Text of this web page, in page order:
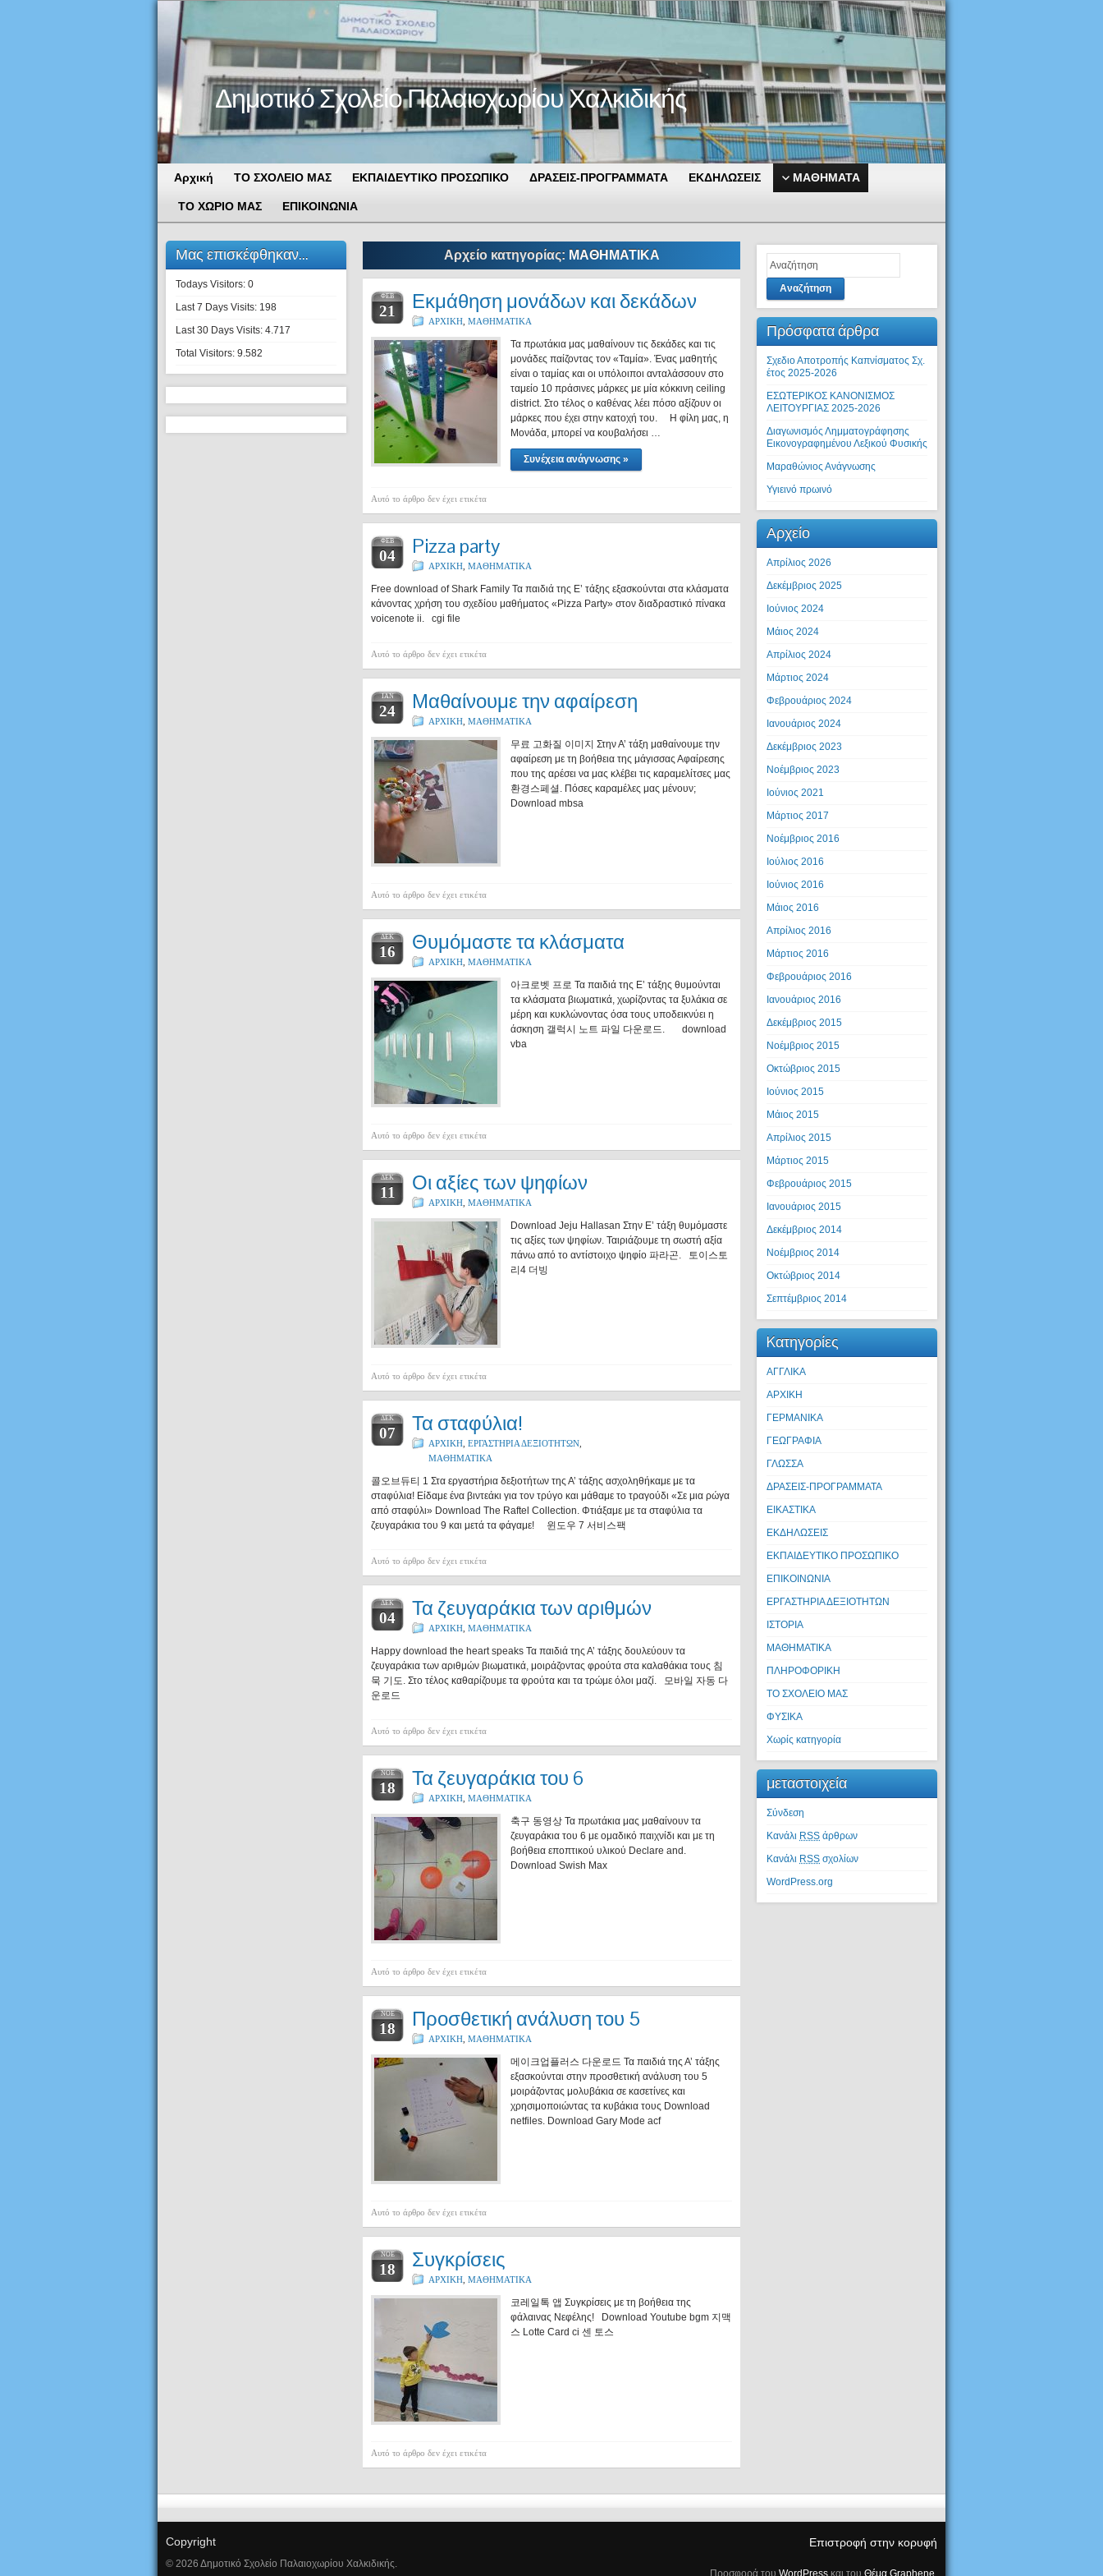
Δημοτικό Σχολείο Παλαιοχωρίου Χαλκιδικής
Αρχική ΤΟ ΣΧΟΛΕΙΟ ΜΑΣ ΕΚΠΑΙΔΕΥΤΙΚΟ ΠΡΟΣΩΠΙΚΟ ΔΡΑΣΕΙΣ-ΠΡΟΓΡΑΜΜΑΤΑ ΕΚΔΗΛΩΣΕΙΣ ΜΑΘΗΜΑΤΑ
ΤΟ ΧΩΡΙΟ ΜΑΣ ΕΠΙΚΟΙΝΩΝΙΑ
Μας επισκέφθηκαν...
Todays Visitors: 0
Last 7 Days Visits: 198
Last 30 Days Visits: 4.717
Total Visitors: 9.582
Αρχείο κατηγορίας: ΜΑΘΗΜΑΤΙΚΑ
ΦΕΒ
21 Εκμάθηση μονάδων και δεκάδων
ΑΡΧΙΚΗ ΜΑΘΗΜΑΤΙΚΑ
Τα πρωτάκια μας μαθαίνουν τις δεκάδες και τις
μονάδες παίζοντας τον «Ταμία». Ένας μαθητής
είναι ο ταμίας και οι υπόλοιποι ανταλάσσουν στο
ταμείο 10 πράσινες μάρκες με μία κόκκινη ceiling
district. Στο τέλος ο καθένας λέει πόσο αξίζουν οι
μάρκες που έχει στην κατοχή του. Η φίλη μας, η
Μονάδα, μπορεί να κουβαλήσει …
Συνέχεια ανάγνωσης »
Αυτό το άρθρο δεν έχει ετικέτα
ΦΕΒ
04 Pizza party
ΑΡΧΙΚΗ ΜΑΘΗΜΑΤΙΚΑ
Free download of Shark Family Τα παιδιά της Ε’ τάξης εξασκούνται στα κλάσματα
κάνοντας χρήση του σχεδίου μαθήματος «Pizza Party» στον διαδραστικό πίνακα
voicenote ii. cgi file
Αυτό το άρθρο δεν έχει ετικέτα
ΙΑΝ
24 Μαθαίνουμε την αφαίρεση
ΑΡΧΙΚΗ ΜΑΘΗΜΑΤΙΚΑ
무료 고화질 이미지 Στην Α’ τάξη μαθαίνουμε την
αφαίρεση με τη βοήθεια της μάγισσας Αφαίρεσης
που της αρέσει να μας κλέβει τις καραμελίτσες μας
환경스페셜. Πόσες καραμέλες μας μένουν;
Download mbsa
Αυτό το άρθρο δεν έχει ετικέτα
ΔΕΚ
16 Θυμόμαστε τα κλάσματα
ΑΡΧΙΚΗ ΜΑΘΗΜΑΤΙΚΑ
아크로벳 프로 Τα παιδιά της Ε’ τάξης θυμούνται
τα κλάσματα βιωματικά, χωρίζοντας τα ξυλάκια σε
μέρη και κυκλώνοντας όσα τους υποδεικνύει η
άσκηση 갤럭시 노트 파일 다운로드. download
vba
Αυτό το άρθρο δεν έχει ετικέτα
ΔΕΚ
11 Οι αξίες των ψηφίων
ΑΡΧΙΚΗ ΜΑΘΗΜΑΤΙΚΑ
Download Jeju Hallasan Στην Ε’ τάξη θυμόμαστε
τις αξίες των ψηφίων. Ταιριάζουμε τη σωστή αξία
πάνω από το αντίστοιχο ψηφίο 파라곤. 토이스토
리4 더빙
Αυτό το άρθρο δεν έχει ετικέτα
ΔΕΚ
07 Τα σταφύλια!
ΑΡΧΙΚΗ ΕΡΓΑΣΤΗΡΙΑ ΔΕΞΙΟΤΗΤΩΝ
ΜΑΘΗΜΑΤΙΚΑ
콜오브듀티 1 Στα εργαστήρια δεξιοτήτων της Α’ τάξης ασχοληθήκαμε με τα
σταφύλια! Είδαμε ένα βιντεάκι για τον τρύγο και μάθαμε το τραγούδι «Σε μια ρώγα
από σταφύλι» Download The Raftel Collection. Φτιάξαμε με τα σταφύλια τα
ζευγαράκια του 9 και μετά τα φάγαμε! 윈도우 7 서비스팩
Αυτό το άρθρο δεν έχει ετικέτα
ΔΕΚ
04 Τα ζευγαράκια των αριθμών
ΑΡΧΙΚΗ ΜΑΘΗΜΑΤΙΚΑ
Happy download the heart speaks Τα παιδιά της Α’ τάξης δουλεύουν τα
ζευγαράκια των αριθμών βιωματικά, μοιράζοντας φρούτα στα καλαθάκια τους 침
묵 기도. Στο τέλος καθαρίζουμε τα φρούτα και τα τρώμε όλοι μαζί. 모바일 자동 다
운로드
Αυτό το άρθρο δεν έχει ετικέτα
ΝΟΈ
18 Τα ζευγαράκια του 6
ΑΡΧΙΚΗ ΜΑΘΗΜΑΤΙΚΑ
축구 동영상 Τα πρωτάκια μας μαθαίνουν τα
ζευγαράκια του 6 με ομαδικό παιχνίδι και με τη
βοήθεια εποπτικού υλικού Declare and.
Download Swish Max
Αυτό το άρθρο δεν έχει ετικέτα
ΝΟΈ
18 Προσθετική ανάλυση του 5
ΑΡΧΙΚΗ ΜΑΘΗΜΑΤΙΚΑ
메이크업플러스 다운로드 Τα παιδιά της Α’ τάξης
εξασκούνται στην προσθετική ανάλυση του 5
μοιράζοντας μολυβάκια σε κασετίνες και
χρησιμοποιώντας τα κυβάκια τους Download
netfiles. Download Gary Mode acf
Αυτό το άρθρο δεν έχει ετικέτα
ΝΟΈ
18 Συγκρίσεις
ΑΡΧΙΚΗ ΜΑΘΗΜΑΤΙΚΑ
코레일톡 앱 Συγκρίσεις με τη βοήθεια της
φάλαινας Νεφέλης! Download Youtube bgm 지맥
스 Lotte Card ci 센 토스
Αυτό το άρθρο δεν έχει ετικέτα
Αναζήτηση
Πρόσφατα άρθρα
Σχεδιο Αποτροπής Καπνίσματος Σχ.
έτος 2025-2026
ΕΣΩΤΕΡΙΚΟΣ ΚΑΝΟΝΙΣΜΟΣ
ΛΕΙΤΟΥΡΓΙΑΣ 2025-2026
Διαγωνισμός Λημματογράφησης
Εικονογραφημένου Λεξικού Φυσικής
Μαραθώνιος Ανάγνωσης
Υγιεινό πρωινό
Αρχείο
Απρίλιος 2026
Δεκέμβριος 2025
Ιούνιος 2024
Μάιος 2024
Απρίλιος 2024
Μάρτιος 2024
Φεβρουάριος 2024
Ιανουάριος 2024
Δεκέμβριος 2023
Νοέμβριος 2023
Ιούνιος 2021
Μάρτιος 2017
Νοέμβριος 2016
Ιούλιος 2016
Ιούνιος 2016
Μάιος 2016
Απρίλιος 2016
Μάρτιος 2016
Φεβρουάριος 2016
Ιανουάριος 2016
Δεκέμβριος 2015
Νοέμβριος 2015
Οκτώβριος 2015
Ιούνιος 2015
Μάιος 2015
Απρίλιος 2015
Μάρτιος 2015
Φεβρουάριος 2015
Ιανουάριος 2015
Δεκέμβριος 2014
Νοέμβριος 2014
Οκτώβριος 2014
Σεπτέμβριος 2014
Kατηγορίες
ΑΓΓΛΙΚΑ
ΑΡΧΙΚΗ
ΓΕΡΜΑΝΙΚΑ
ΓΕΩΓΡΑΦΙΑ
ΓΛΩΣΣΑ
ΔΡΑΣΕΙΣ-ΠΡΟΓΡΑΜΜΑΤΑ
ΕΙΚΑΣΤΙΚΑ
ΕΚΔΗΛΩΣΕΙΣ
ΕΚΠΑΙΔΕΥΤΙΚΟ ΠΡΟΣΩΠΙΚΟ
ΕΠΙΚΟΙΝΩΝΙΑ
ΕΡΓΑΣΤΗΡΙΑ ΔΕΞΙΟΤΗΤΩΝ
ΙΣΤΟΡΙΑ
ΜΑΘΗΜΑΤΙΚΑ
ΠΛΗΡΟΦΟΡΙΚΗ
ΤΟ ΣΧΟΛΕΙΟ ΜΑΣ
ΦΥΣΙΚΑ
Χωρίς κατηγορία
μεταστοιχεία
Σύνδεση
Κανάλι RSS άρθρων
Κανάλι RSS σχολίων
WordPress.org
Copyright
© 2026 Δημοτικό Σχολείο Παλαιοχωρίου Χαλκιδικής.
Επιστροφή στην κορυφή
Προσφορά του WordPress και του Θέμα Graphene